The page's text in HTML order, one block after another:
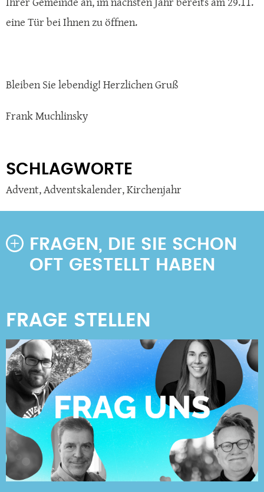
eine Tür bei Ihnen zu öffnen.
Bleiben Sie lebendig! Herzlichen Gruß
Frank Muchlinsky
SCHLAGWORTE
Advent,Adventskalender,Kirchenjahr
FRAGEN, DIE SIE SCHON
OFT GESTELLT HABEN